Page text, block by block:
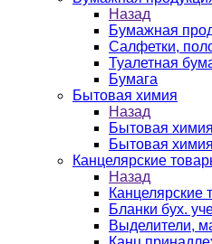
Назад
Бумажная
Салфетки,
Туалетная
Бумага
Бытовая химия
Назад
Бытовая химия
Бытовая
Канцелярские
Назад
Канцелярские
Бланки бух.
Выделители,